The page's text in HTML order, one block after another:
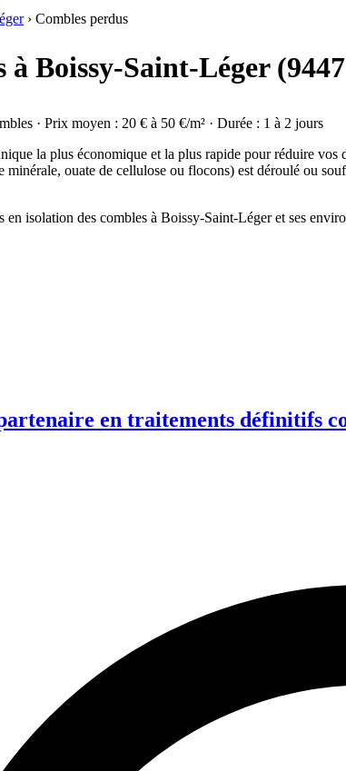
› Combles perdus
à Boissy-Saint-Léger
· Prix moyen : 20 € à 50 €/m² · Durée : 1 à 2 jours
la plus économique et la plus rapide pour réduire
ouate de cellulose ou flocons) est déroulé ou
en isolation des combles à Boissy-Saint-Léger et ses
en traitements définitifs